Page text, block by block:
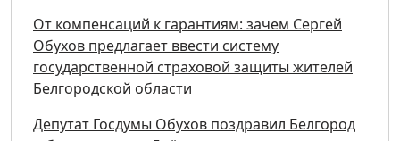
От компенсаций к гарантиям: зачем Сергей
Обухов предлагает ввести систему
государственной страховой защиты жителей
Белгородской области
Депутат Госдумы Обухов поздравил Белгород